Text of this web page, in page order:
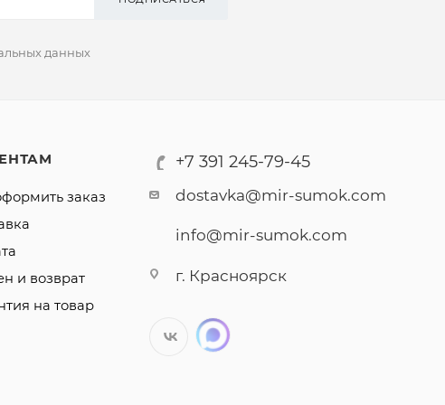
данных
заказ
и возврат
на товар
+7 391 245-79-45
dostavka@mir-sumok.com
info@mir-sumok.com
г. Красноярск